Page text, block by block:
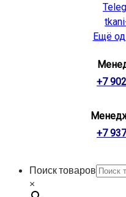
Ещё
+7
+7
Поиск товаров
×